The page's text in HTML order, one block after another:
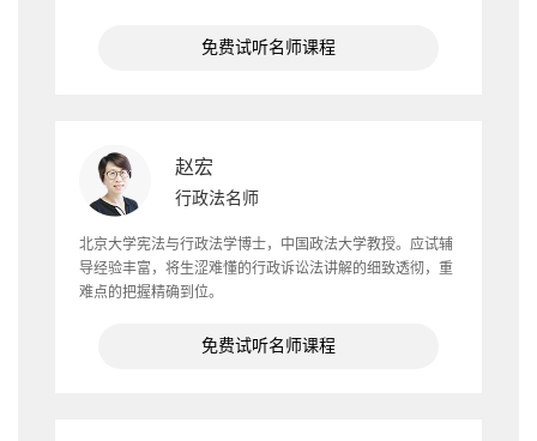
免费试听名师课程
赵宏
行政法名师
北京大学宪法与行政法学博士，中国政法大学教授。应试辅
导经验丰富，将生涩难懂的行政诉讼法讲解的细致透彻，重
难点的把握精确到位。
免费试听名师课程